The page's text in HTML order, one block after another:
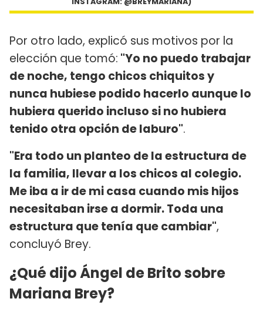
Por otro lado, explicó sus motivos por la
elección que tomó: "Yo no puedo trabajar
de noche, tengo chicos chiquitos y
nunca hubiese podido hacerlo aunque lo
hubiera querido incluso si no hubiera
tenido otra opción de laburo".
"Era todo un planteo de la estructura de
la familia, llevar a los chicos al colegio.
Me iba a ir de mi casa cuando mis hijos
necesitaban irse a dormir. Toda una
estructura que tenía que cambiar",
concluyó Brey.
¿Qué dijo Ángel de Brito sobre
Mariana Brey?